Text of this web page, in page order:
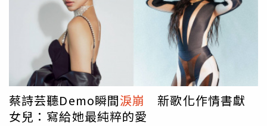
歷對自己的音樂之 路是一大助力，「《慢花誌》有很多大
學時期的朋友參與，如果不是 去了伯克利，我不會接觸到
那麼多不同的音樂風格，也無法認識許 多優秀音樂人，真
的大大開拓了我的視野。」來自香港的陳以諾是音樂高材
生。（圖／客委會提供）
蔡詩芸聽Demo瞬間淚崩
新歌化作情書獻
女兒：寫給她最純粹的愛